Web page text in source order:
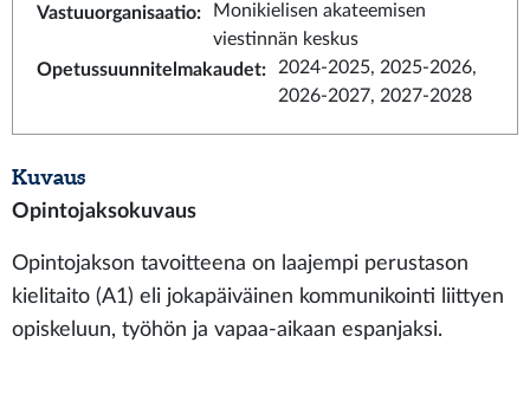
Vastuuorganisaatio:
Monikielisen akateemisen
viestinnän keskus
Opetussuunnitelmakaudet:
2024-2025, 2025-2026,
2026-2027, 2027-2028
Kuvaus
Opintojaksokuvaus
Opintojakson tavoitteena on laajempi perustason
kielitaito (A1) eli jokapäiväinen kommunikointi liittyen
opiskeluun, työhön ja vapaa-aikaan espanjaksi.